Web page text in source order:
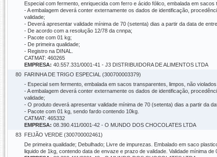
Especial com fermento, enriquecida com ferro e ácido fólico, embalada em
- A embalagem deverá conter externamente os dados de identificação,
validade;
- Deverá apresentar validade mínima de 70 (setenta) dias a partir da data de
- De acordo com a resolução 12/78 da cnnpa;
- Pacote com 01 kg;
- De primeira qualidade;
- Registro na DINAL.
CATMAT: 460265
EMPRESA: 40.557.331/0001-41 - J3 DISTRIBUIDORA DE ALIMENTOS LTDA
80 FARINHA DE TRIGO ESPECIAL (300700003379)
- Especial sem fermento, embalada em sacos transparentes, limpos, não
- A embalagem deverá conter externamente os dados de identificação,
validade;
- O produto deverá apresentar validade mínima de 70 (setenta) dias a partir da
- Pacote com 01 kg, sendo fardo contendo 10kg.
CATMAT: 465332
EMPRESA: 08.390.411/0001-42 - O MUNDO DOS CHOCOLATES LTDA
83 FEIJÃO VERDE (300700002461)
De primeira qualidade; Debulhado; Livre de impurezas. Embalado em saco
liquido de 1kg, contendo data de envaze e prazo de validade. Validade mínima